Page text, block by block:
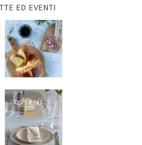
ED EVENTI